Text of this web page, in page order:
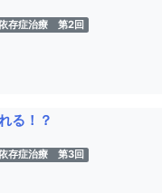
存症治療 第2回
る！？
存症治療 第3回